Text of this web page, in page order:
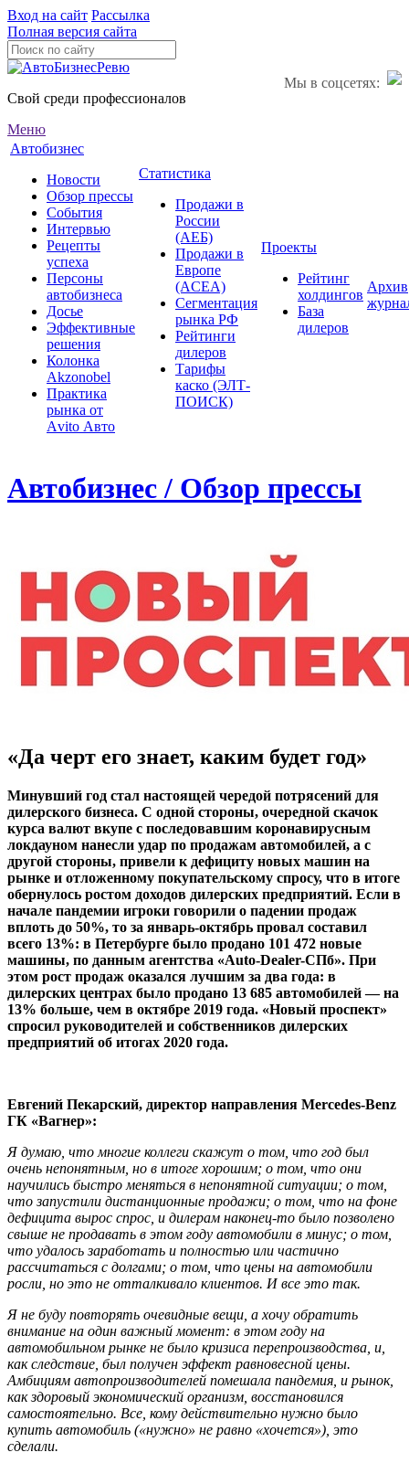
Вход на сайт Рассылка
Полная версия сайта
Мы в соцсетях:
Свой среди профессионалов
Меню
Автобизнес
Новости
Обзор прессы
События
Интервью
Рецепты
успеха
Персоны
автобизнеса
Досье
Эффективные
решения
Колонка
Akzonobel
Практика
рынка от
Аvito Авто
Статистика
Продажи в
России
(АЕБ)
Продажи в
Европе
(ACEA)
Сегментация
рынка РФ
Рейтинги
дилеров
Тарифы
каско (ЭЛТ-
ПОИСК)
Проекты
Рейтинг
холдингов
База
дилеров
Архив
Автобизнес / Обзор прессы
«Да черт его знает, каким будет год»
Минувший год стал настоящей чередой потрясений для
дилерского бизнеса. С одной стороны, очередной скачок
курса валют вкупе с последовавшим коронавирусным
локдауном нанесли удар по продажам автомобилей, а с
другой стороны, привели к дефициту новых машин на
рынке и отложенному покупательскому спросу, что в итоге
обернулось ростом доходов дилерских предприятий. Если в
начале пандемии игроки говорили о падении продаж
вплоть до 50%, то за январь-октябрь провал составил
всего 13%: в Петербурге было продано 101 472 новые
машины, по данным агентства «Auto-Dealer-СПб». При
этом рост продаж оказался лучшим за два года: в
дилерских центрах было продано 13 685 автомобилей — на
13% больше, чем в октябре 2019 года. «Новый проспект»
спросил руководителей и собственников дилерских
предприятий об итогах 2020 года.
Евгений Пекарский, директор направления Mercedes-Benz
ГК «Вагнер»:
Я думаю, что многие коллеги скажут о том, что год был
очень непонятным, но в итоге хорошим; о том, что они
научились быстро меняться в непонятной ситуации; о том,
что запустили дистанционные продажи; о том, что на фоне
дефицита вырос спрос, и дилерам наконец-то было позволено
свыше не продавать в этом году автомобили в минус; о том,
что удалось заработать и полностью или частично
рассчитаться с долгами; о том, что цены на автомобили
росли, но это не отталкивало клиентов. И все это так.
Я не буду повторять очевидные вещи, а хочу обратить
внимание на один важный момент: в этом году на
автомобильном рынке не было кризиса перепроизводства, и,
как следствие, был получен эффект равновесной цены.
Амбициям автопроизводителей помешала пандемия, и рынок,
как здоровый экономический организм, восстановился
самостоятельно. Все, кому действительно нужно было
купить автомобиль («нужно» не равно «хочется»), это
сделали.